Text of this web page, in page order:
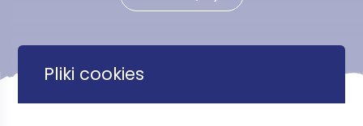
Pliki cookies